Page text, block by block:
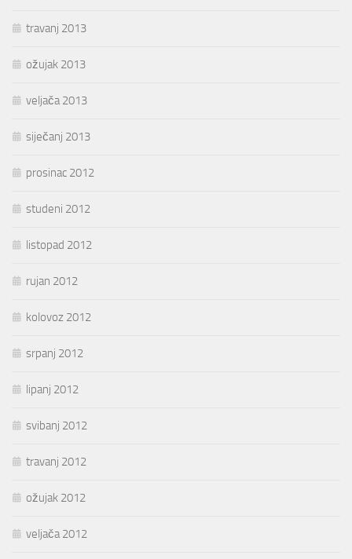
travanj 2013
ožujak 2013
veljača 2013
siječanj 2013
prosinac 2012
studeni 2012
listopad 2012
rujan 2012
kolovoz 2012
srpanj 2012
lipanj 2012
svibanj 2012
travanj 2012
ožujak 2012
veljača 2012